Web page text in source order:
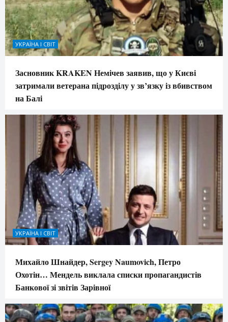
УКРАЇНА І СВІТ
Засновник KRAKEN Немічев заявив, що у Києві
затримали ветерана підрозділу у зв’язку із вбивством
на Балі
УКРАЇНА І СВІТ
Михайло Шнайдер, Sergey Naumovich, Петро
Охотін… Мендель виклала списки пропагандистів
Банкової зі звітів Зарівної